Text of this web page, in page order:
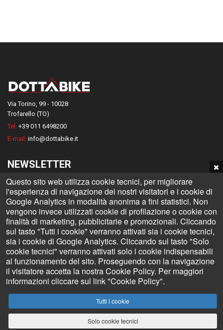
Via Torino, 99 - 10028
Trofarello (TO)
Tel: +39 011 6498200
E-mail: info@dottabike.it
NEWSLETTER
Iscriviti alla nostra Newsletter e rimani informato su tutte le novità
Dottabike
Invia
P. IVA: 05610270018
Questo sito web utilizza cookie tecnici, per migliorare
l'esperienza di navigazione dei nostri visitatori e i cookie di
Google Analytics in modalità anonima a fini statistici. Non
vengono invece utilizzati cookie di profilazione o cookie con
finalità di marketing, pubblicitarie e promozionali. Cliccando
sul tasto "Tutti i cookie" verranno attivati sia i cookie tecnici,
sia i cookie di Google Analytics. Cliccando sul tasto "Solo
cookie tecnici" verranno attivati solo i cookie indispensabili
al funzionamento del sito. Proseguendo con la navigazione
il visitatore accetta la nostra Cookie Policy. Per maggiori
informazioni cliccare sul link "Cookie Policy".
Solo cookie tecnici
Tutti i cookie